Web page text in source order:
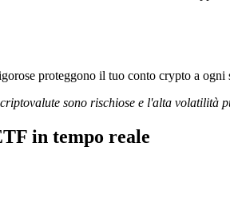
proteggono il tuo conto crypto a
sono rischiose e l'alta
in tempo reale